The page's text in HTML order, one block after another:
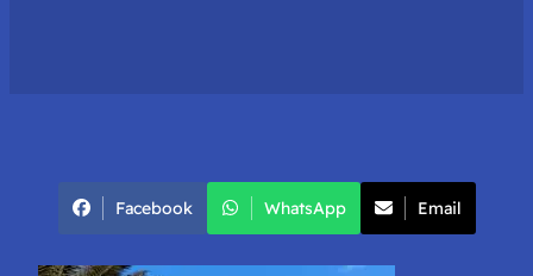
Facebook WhatsApp Email